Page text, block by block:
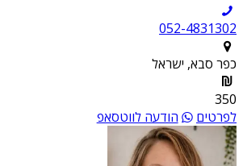
052-4831302
כפר סבא, ישראל
350
לפרטים
הודעה לווטסאפ